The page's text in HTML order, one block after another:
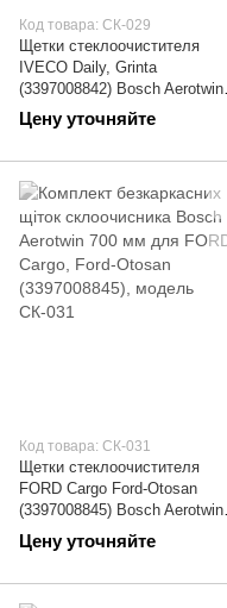
Код товара: СК-029
Щетки стеклоочистителя
IVECO Daily, Grinta
(3397008842) Bosch Aerotwin
550 мм (дворники) | СК-029
Цену уточняйте
Код товара: СК-031
Щетки стеклоочистителя
FORD Cargo Ford-Otosan
(3397008845) Bosch Aerotwin
700 мм (дворники) | СК-031
Цену уточняйте